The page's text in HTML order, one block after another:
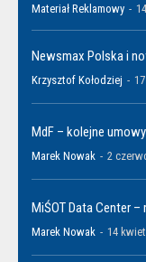
Materiał Reklamowy -
Newsmax Polska i
Krzysztof Kołodziej -
MdF – kolejne
Marek Nowak - 2
MiŚOT Data Center
Marek Nowak - 14